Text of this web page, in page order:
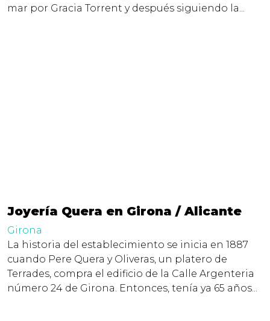
mar por Gracia Torrent y después siguiendo la...
Joyería Quera en Girona / Alicante
Girona
La historia del establecimiento se inicia en 1887
cuando Pere Quera y Oliveras, un platero de
Terrades, compra el edificio de la Calle Argenteria
número 24 de Girona. Entonces, tenía ya 65 años...